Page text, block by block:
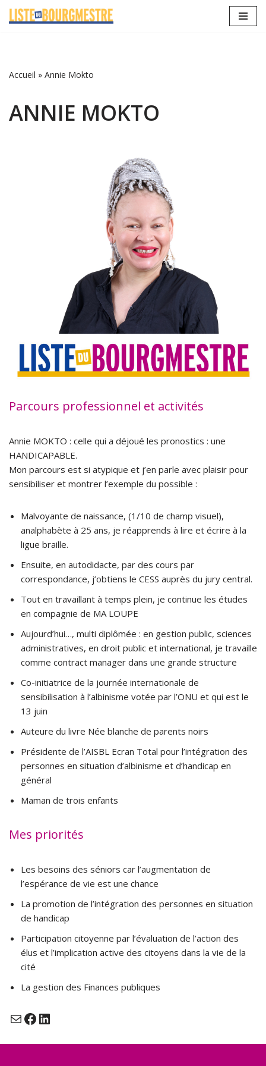
Accueil » Annie Mokto
ANNIE MOKTO
Parcours professionnel et activités
Annie MOKTO : celle qui a déjoué les pronostics : une
HANDICAPABLE.
Mon parcours est si atypique et j’en parle avec plaisir pour
sensibiliser et montrer l’exemple du possible :
Malvoyante de naissance, (1/10 de champ visuel),
analphabète à 25 ans, je réapprends à lire et écrire à la
ligue braille.
Ensuite, en autodidacte, par des cours par
correspondance, j’obtiens le CESS auprès du jury central.
Tout en travaillant à temps plein, je continue les études
en compagnie de MA LOUPE
Aujourd’hui…, multi diplômée : en gestion public, sciences
administratives, en droit public et international, je travaille
comme contract manager dans une grande structure
Co-initiatrice de la journée internationale de
sensibilisation à l’albinisme votée par l’ONU et qui est le
13 juin
Auteure du livre Née blanche de parents noirs
Présidente de l’AISBL Ecran Total pour l’intégration des
personnes en situation d’albinisme et d’handicap en
général
Maman de trois enfants
Mes priorités
Les besoins des séniors car l’augmentation de
l’espérance de vie est une chance
La promotion de l’intégration des personnes en situation
de handicap
Participation citoyenne par l’évaluation de l’action des
élus et l’implication active des citoyens dans la vie de la
cité
La gestion des Finances publiques